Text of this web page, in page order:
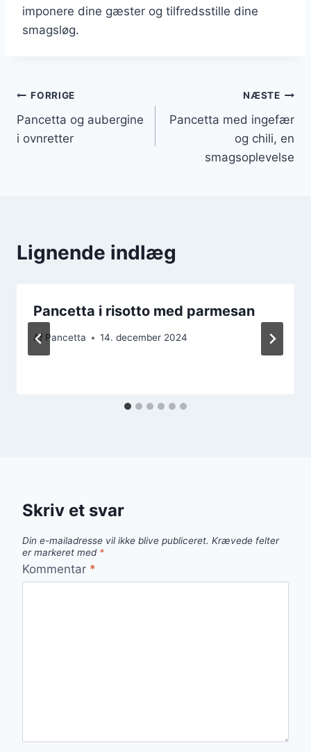
imponere dine gæster og tilfredsstille dine
smagsløg.
Indlægsnavigation
FORRIGE
Pancetta og aubergine
i ovnretter
NÆSTE
Pancetta med ingefær
og chili, en
smagsoplevelse
Lignende indlæg
Pancetta i risotto med parmesan
Af Pancetta 14. december 2024
Skriv et svar
Din e-mailadresse vil ikke blive publiceret. Krævede felter
er markeret med *
Kommentar *